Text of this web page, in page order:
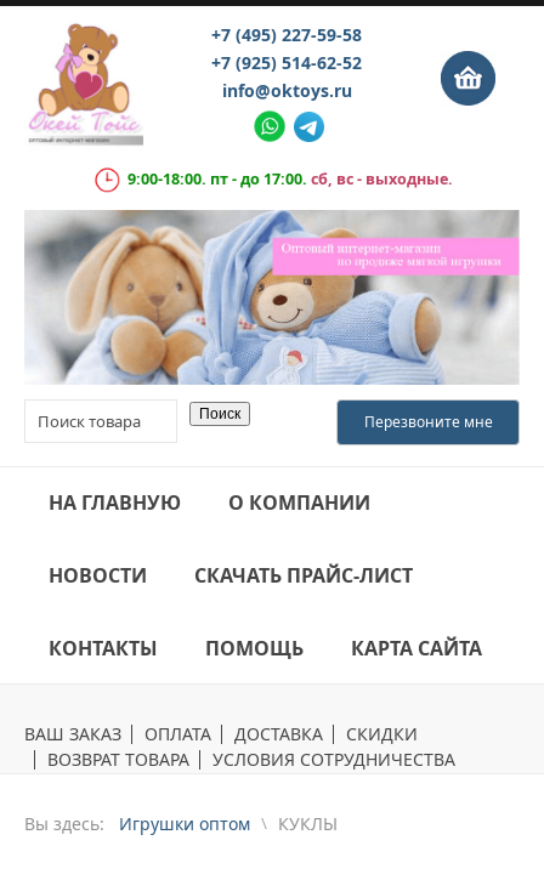
+7 (495) 227-59-58
+7 (925) 514-62-52
info@oktoys.ru
9:00-18:00. пт - до 17:00. сб, вс - выходные.
НА ГЛАВНУЮ О КОМПАНИИ
НОВОСТИ СКАЧАТЬ ПРАЙС-ЛИСТ
КОНТАКТЫ ПОМОЩЬ КАРТА САЙТА
ВАШ ЗАКАЗ ОПЛАТА ДОСТАВКА
СКИДКИ
ВОЗВРАТ ТОВАРА
УСЛОВИЯ СОТРУДНИЧЕСТВА
Вы здесь: Игрушки оптом КУКЛЫ